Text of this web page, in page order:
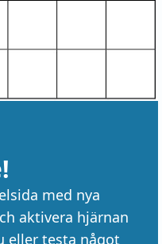
med nya
aktivera hjärnan
eller testa något